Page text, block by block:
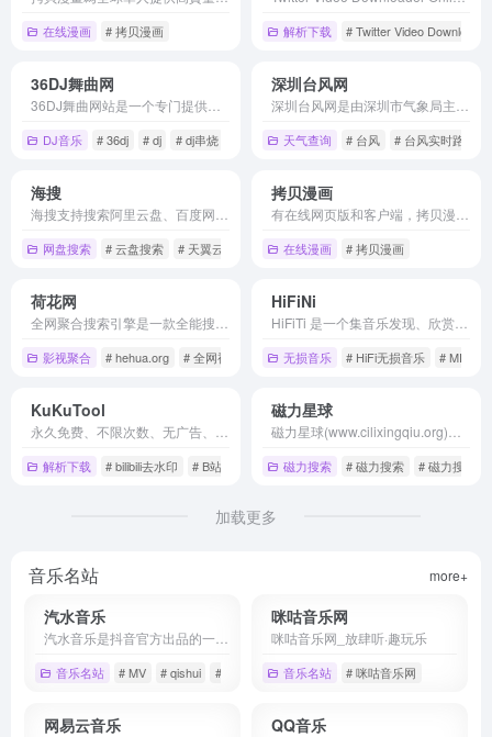
在线漫画 # 拷贝漫画 解析下载 # Twitter Video
36DJ舞曲网
DJ音乐 # 36dj # dj # dj串烧
深圳台风网
天气查询 # 台风 # 台风实时路径
海搜
网盘搜索 # 云盘搜索 # 天翼云盘搜索 # 夸克网盘搜索
拷贝漫画
在线漫画 # 拷贝漫画
荷花网
影视聚合 # hehua.org # 全网视聚合搜索引擎 # 全网视频搜索
HiFiNi
无损音乐 # HiFi无损音乐 # MP3音
KuKuTool
解析下载 # bilibili去水印 # B站去水印 # REDnote去水印
磁力星球
磁力搜索 # 磁力搜索 # 磁力搜索网
加载更多
音乐名站 more+
汽水音乐
音乐名站 # MV # qishui # 下载
咪咕音乐网
咪咕音乐网_放肆听·趣玩乐
音乐名站 # 咪咕音乐网
网易云音乐 QQ音乐